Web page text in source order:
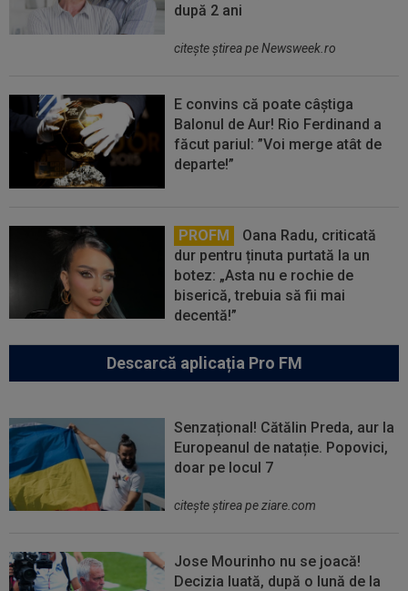
după 2 ani
citeşte ştirea pe Newsweek.ro
E convins că poate câștiga
Balonul de Aur! Rio Ferdinand a
făcut pariul: ”Voi merge atât de
departe!”
PROFM
Oana Radu, criticată
dur pentru ținuta purtată la un
botez: „Asta nu e rochie de
biserică, trebuia să fii mai
decentă!”
Descarcă aplicația Pro FM
Senzațional! Cătălin Preda, aur la
Europeanul de natație. Popovici,
doar pe locul 7
citeşte ştirea pe ziare.com
Jose Mourinho nu se joacă!
Decizia luată, după o lună de la